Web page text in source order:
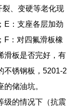
、变硬等老化现
E：支座各层加劲
F：对四氟滑板橡
滑板是否完好，有
不锈钢板，5201-2
储油坑。
级的情况下（抗震